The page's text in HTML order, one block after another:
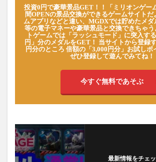
投資0円で豪華景品GET！！「ミリオンゲー
間OPENの景品交換ができるゲームサイトだ
ムアプリなどと違い、MGDXでは貯めたメダ
等の電子マネーや豪華景品と交換できちゃ
トゲームでは「ラッシュモード」に突入す
円」分のメダルをGET！ 当サイトから登録
円分のところ 倍額の「3,000円分」お試しポ
ぜひ登録して遊んでみてね！
今すぐ無料であそぶ
最新情報をチェッ